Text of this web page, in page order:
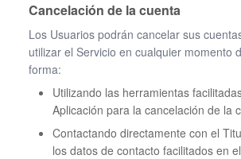
Cancelación de la cuenta
Los Usuarios podrán cancelar sus
utilizar el Servicio en cualquier momento
forma:
Utilizando las herramientas
Aplicación para la cancelación de la
Contactando directamente con el
los datos de contacto facilitados en